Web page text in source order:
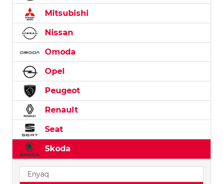
Mitsubishi
Nissan
Omoda
Opel
Peugeot
Renault
Seat
Skoda
Enyaq